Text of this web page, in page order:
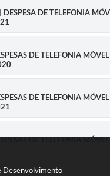
Desenvolvimento
DE TELEFONIA
DE TELEFONIA
DE TELEFONIA
DE TELEFONIA